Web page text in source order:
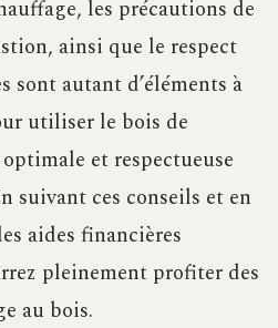
les précautions de
ainsi que le respect
sont autant d’éléments à
utiliser le bois de
et respectueuse
suivant ces conseils et en
aides financières
pleinement profiter des
au bois.